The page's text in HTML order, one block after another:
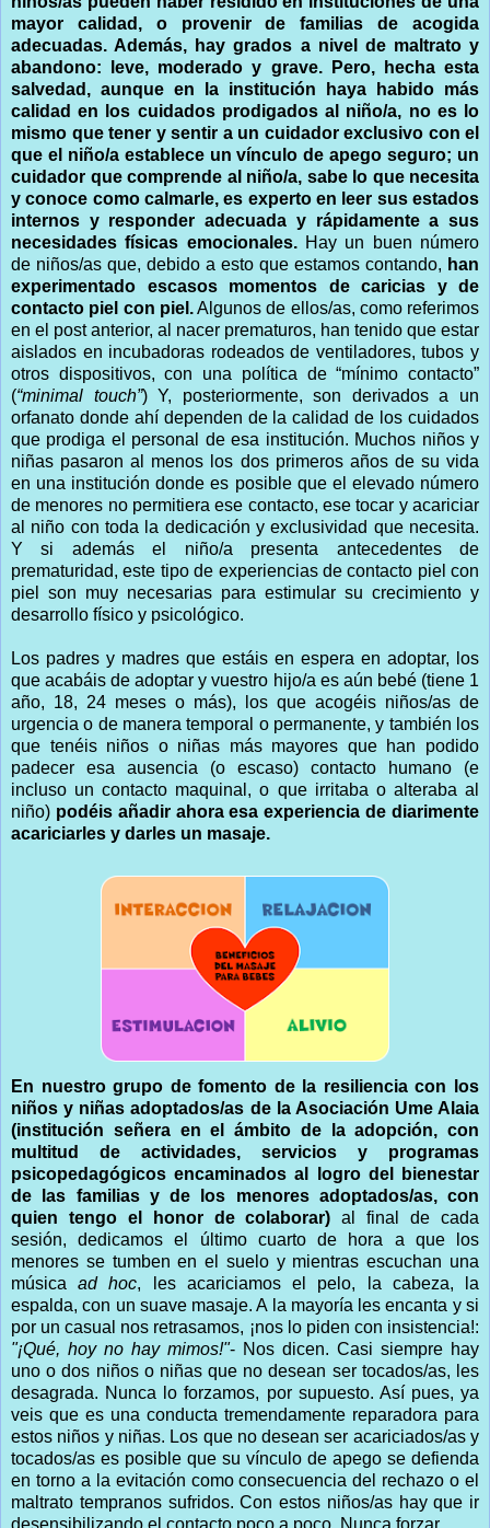
mayor calidad, o provenir de familias de acogida
adecuadas. Además, hay grados a nivel de maltrato y
abandono: leve, moderado y grave. Pero, hecha esta
salvedad, aunque en la institución haya habido más
calidad en los cuidados prodigados al niño/a, no es lo
mismo que tener y sentir a un cuidador exclusivo con el
que el niño/a establece un vínculo de apego seguro; un
cuidador que comprende al niño/a, sabe lo que necesita
y conoce como calmarle, es experto en leer sus estados
internos y responder adecuada y rápidamente a sus
necesidades físicas emocionales.Hay un buen número
de niños/as que, debido a esto que estamos contando, han
experimentado escasos momentos de caricias y de
contacto piel con piel.Algunos de ellos/as, como referimos
en el post anterior, al nacer prematuros, han tenido que estar
aislados en incubadoras rodeados de ventiladores, tubos y
otros dispositivos, con una política de “mínimo contacto”
(“minimal touch”) Y, posteriormente, son derivados a un
orfanato donde ahí dependen de la calidad de los cuidados
que prodiga el personal de esa institución. Muchos niños y
niñas pasaron al menos los dos primeros años de su vida
en una institución donde es posible que el elevado número
de menores no permitiera ese contacto, ese tocar y acariciar
al niño con toda la dedicación y exclusividad que necesita.
Y si además el niño/a presenta antecedentes de
prematuridad, este tipo de experiencias de contacto piel con
piel son muy necesarias para estimular su crecimiento y
desarrollo físico y psicológico.
Los padres y madres que estáis en espera en adoptar, los
que acabáis de adoptar y vuestro hijo/a es aún bebé (tiene 1
año, 18, 24 meses o más), los que acogéis niños/as de
urgencia o de manera temporal o permanente, y también los
que tenéis niños o niñas más mayores que han podido
padecer esa ausencia (o escaso) contacto humano (e
incluso un contacto maquinal, o que irritaba o alteraba al
niño) podéis añadir ahora esa experiencia de diarimente
acariciarles y darles un masaje.
En nuestro grupo de fomento de la resiliencia con los
niños y niñas adoptados/as de la Asociación Ume Alaia
(institución señera en el ámbito de la adopción, con
multitud de actividades, servicios y programas
psicopedagógicos encaminados al logro del bienestar
de las familias y de los menores adoptados/as, con
quien tengo el honor de colaborar) al final de cada
sesión, dedicamos el último cuarto de hora a que los
menores se tumben en el suelo y mientras escuchan una
músicaad hoc, les acariciamos el pelo, la cabeza, la
espalda, con un suave masaje. A la mayoría les encanta y si
por un casual nos retrasamos, ¡nos lo piden con insistencia!:
"¡Qué, hoy no hay mimos!"- Nos dicen. Casi siempre hay
uno o dos niños o niñas que no desean ser tocados/as, les
desagrada. Nunca lo forzamos, por supuesto. Así pues, ya
veis que es una conducta tremendamente reparadora para
estos niños y niñas. Los que no desean ser acariciados/as y
tocados/as es posible que su vínculo de apego se defienda
en torno a la evitación como consecuencia del rechazo o el
maltrato tempranos sufridos. Con estos niños/as hay que ir
desensibilizando el contacto poco a poco. Nunca forzar.